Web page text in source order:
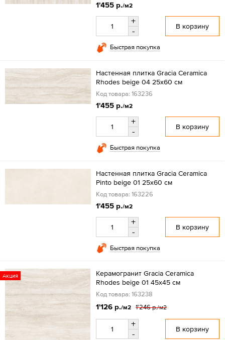
1'455 р./м2
+
-
В корзину
Быстрая покупка
Настенная плитка Gracia Ceramica
Rhodes beige 04 25x60 см
Код товара: 163236
1'455 р./м2
+
-
В корзину
Быстрая покупка
Настенная плитка Gracia Ceramica
Pinto beige 01 25x60 см
Код товара: 163226
1'455 р./м2
+
-
В корзину
Быстрая покупка
Акция
Керамогранит Gracia Ceramica
Rhodes beige 01 45x45 см
Код товара: 163238
1'126 р./м2 1'246 р./м2
+
-
В корзину